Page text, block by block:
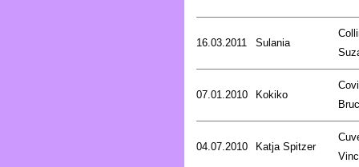
16.03.2011 Sulania
07.01.2010 Kokiko
04.07.2010 Katja Spitzer